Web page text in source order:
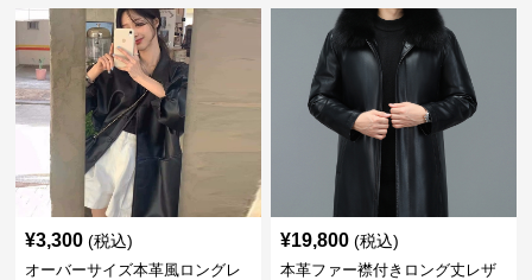
¥3,300 (税込)
オーバーサイズ本革風ロングレ
¥19,800 (税込)
本革ファー襟付きロング丈レザ